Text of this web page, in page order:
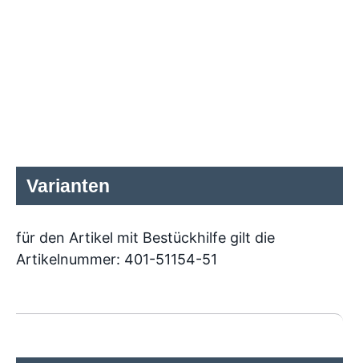
Varianten
für den Artikel mit Bestückhilfe gilt die
Artikelnummer: 401-51154-51